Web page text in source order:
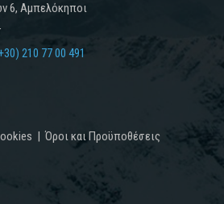
6, Αμπελόκηποι
210 77 00 491
|Όροι και Προϋποθέσεις